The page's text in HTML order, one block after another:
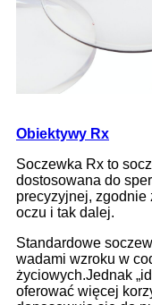
Obiektywy Rx
Soczewka Rx to
dostosowana do
precyzyjnej, zgodnie
oczu i tak dalej.
Standardowe
wadami wzroku w
życiowych.Jednak
oferować więcej